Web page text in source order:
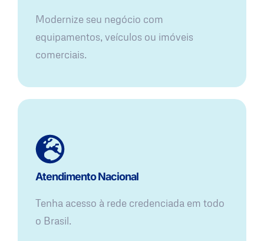
Modernize seu negócio com
equipamentos, veículos ou imóveis
comerciais.
Atendimento Nacional
Tenha acesso à rede credenciada em todo
o Brasil.